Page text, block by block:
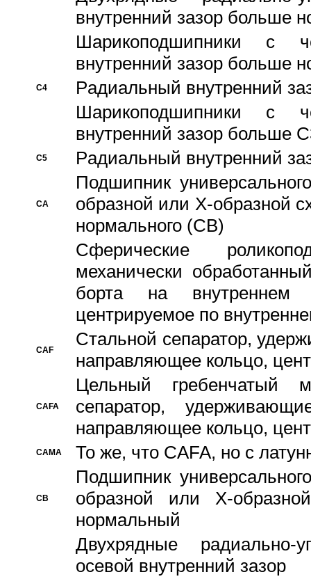
внутренний зазор больше
Шарикоподшипники с
внутренний зазор больше
C4
Pадиальный внутренний
Шарикоподшипники с
внутренний зазор больше
C5 Pадиальный внутренний
CA
Подшипник
образной или Х-образной
нормального (CB)
Сферические
механически
борта на внутреннем
центрируемое по
CAF
Стальной сепаратор,
направляющее кольцо,
CAFA
Цельный гребенчатый
сепаратор,
направляющее кольцо,
CAMA То же, что CAFA, но с
CB
Подшипник
образной или Х-
нормальный
Двухрядные радиально-
осевой внутренний зазор